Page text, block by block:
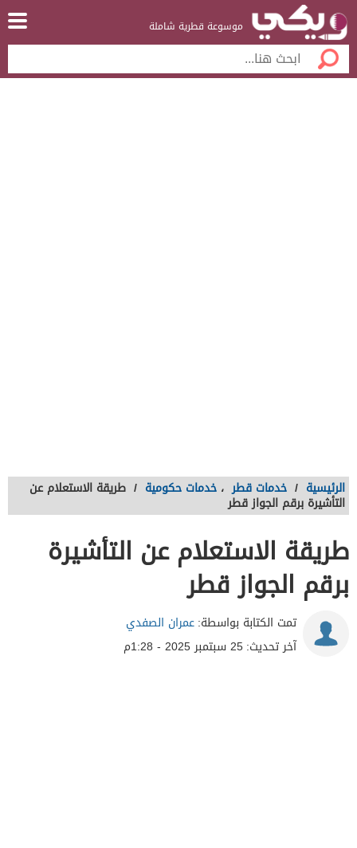
موسوعة قطرية شاملة
الرئيسية / خدمات قطر ، خدمات حكومية / طريقة الاستعلام عن
التأشيرة برقم الجواز قطر
طريقة الاستعلام عن التأشيرة
برقم الجواز قطر
تمت الكتابة بواسطة:عمران الصفدي
آخر تحديث:25 سبتمبر 2025 - 1:28م